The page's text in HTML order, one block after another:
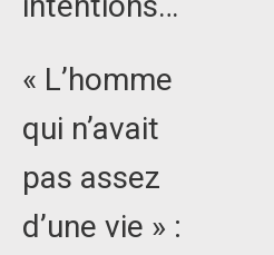
« L’homme
qui n’avait
pas assez
d’une vie » :